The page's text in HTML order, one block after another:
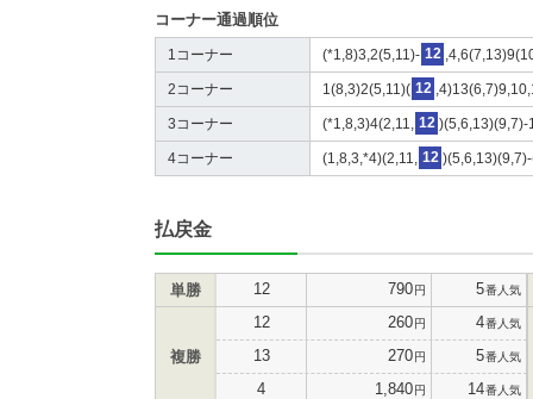
コーナー通過順位
1コーナー (*1,8)3,2(5,11)- 12
2コーナー 1(8,3)2(5,11)( 12
3コーナー (*1,8,3)4(2,11, 12 )(5,6,13)(9,7)-
4コーナー (1,8,3,*4)(2,11, 12
払戻金
単勝 12 790円 5番人気
複勝
12 260円 4番人気
13 270円 5番人気
4 1,840円 14番人気